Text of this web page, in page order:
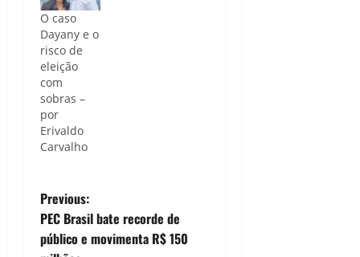
ampliação
e
modernização
O caso
Dayany e o
risco de
eleição
com
sobras –
por
Erivaldo
Carvalho
P
o
Previous:
PEC Brasil bate recorde de
público e movimenta R$ 150